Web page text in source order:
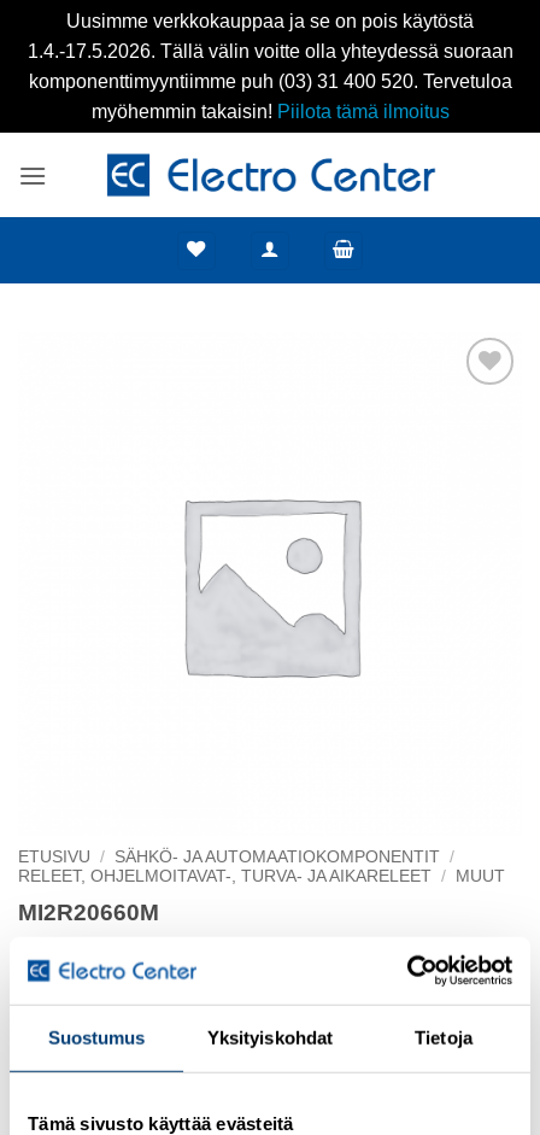
Suostumus Yksityiskohdat Tietoja
Tämä sivusto käyttää evästeitä
Uusimme verkkokauppaa ja se on pois käytöstä
1.4.-17.5.2026. Tällä välin voitte olla yhteydessä suoraan
komponenttimyyntiimme puh (03) 31 400 520. Tervetuloa
myöhemmin takaisin! Piilota tämä ilmoitus
ETUSIVU / SÄHKÖ- JA AUTOMAATIOKOMPONENTIT /
RELEET, OHJELMOITAVAT-, TURVA- JA AIKARELEET / MUUT
MI2R20660M
60 min ajastin
verkkokauppaa